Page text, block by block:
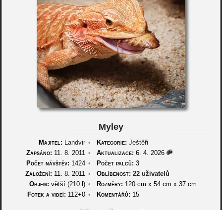
Myley
Majitel: Landvir • Kategorie: Ještěři
Zapsáno: 11. 8. 2011 • Aktualizace: 6. 4. 2026
Počet návštěv: 1424 • Počet palců: 3
Založení: 11. 8. 2011 • Oblíbenost: 22 uživatelů
Objem: větší (210 l) • Rozměry: 120 cm x 54 cm x 37 cm
Fotek a videí: 112+0 • Komentářů: 15